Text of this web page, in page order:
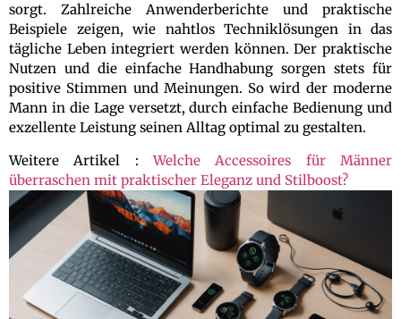
sorgt. Zahlreiche Anwenderberichte und praktische
Beispiele zeigen, wie nahtlos Techniklösungen in das
tägliche Leben integriert werden können. Der praktische
Nutzen und die einfache Handhabung sorgen stets für
positive Stimmen und Meinungen. So wird der moderne
Mann in die Lage versetzt, durch einfache Bedienung und
exzellente Leistung seinen Alltag optimal zu gestalten.
Weitere Artikel :Welche Accessoires für Männer
überraschen mit praktischer Eleganz und Stilboost?